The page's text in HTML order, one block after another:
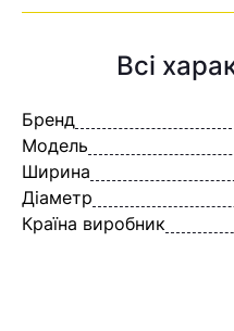
Всі
Бренд
Модель
Ширина
Діаметр
Країна виробник